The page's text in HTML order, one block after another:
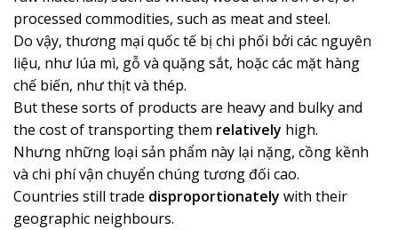
processed commodities, such as meat and steel.
Do vậy, thương mại quốc tế bị chi phối bởi các nguyên
liệu, như lúa mì, gỗ và quặng sắt, hoặc các mặt hàng
chế biến, như thịt và thép.
But these sorts of products are heavy and bulky and
the cost of transporting them relatively high.
Nhưng những loại sản phẩm này lại nặng, cồng kềnh
và chi phí vận chuyển chúng tương đối cao.
Countries still trade disproportionately with their
geographic neighbours.